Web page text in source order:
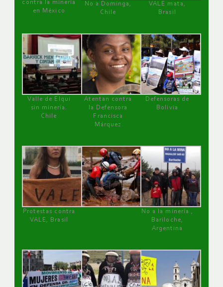
contra la minería
en México
No a Dominga,
Chile
VALE mata,
Brasil
Valle de Elqui
sin minería.
Chile
Atentan contra
la Defensora
Francisca
Márquez
Defensoras de
Bolivia
Protestas contra
VALE, Brasil
No a la minería ,
Bariloche,
Argentina